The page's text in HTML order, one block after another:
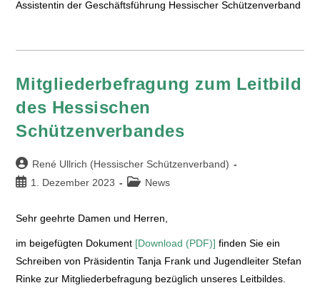
Assistentin der Geschäftsführung Hessischer Schützenverband
Mitgliederbefragung zum Leitbild
des Hessischen
Schützenverbandes
René Ullrich (Hessischer Schützenverband)
1. Dezember 2023
News
Sehr geehrte Damen und Herren,
im beigefügten Dokument [Download (PDF)] finden Sie ein
Schreiben von Präsidentin Tanja Frank und Jugendleiter Stefan
Rinke zur Mitgliederbefragung bezüglich unseres Leitbildes.